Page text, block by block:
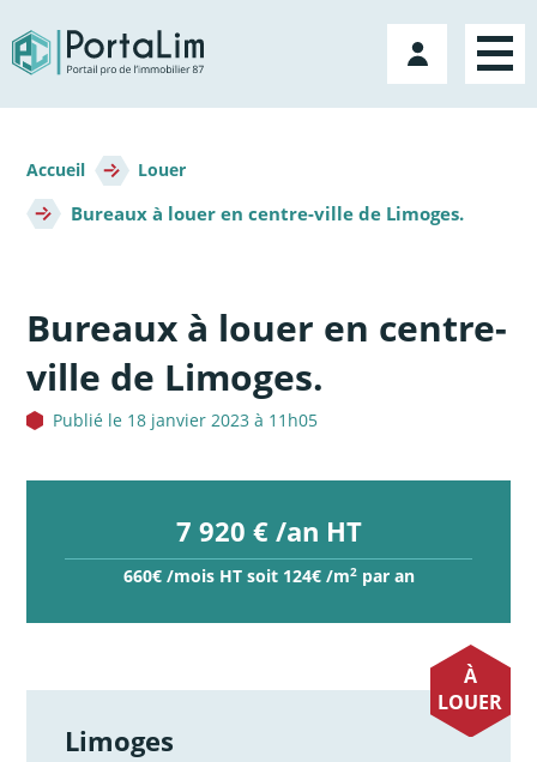
directement
au
contenu
Mon
compte
d'Ariane
Accueil Louer
Bureaux à louer en centre-ville de Limoges.
Bureaux à louer en centre-
ville de Limoges.
Publié le 18 janvier 2023 à 11h05
7 920 € /an HT
660€ /mois HT soit 124€ /m2par an
À
LOUER
Limoges